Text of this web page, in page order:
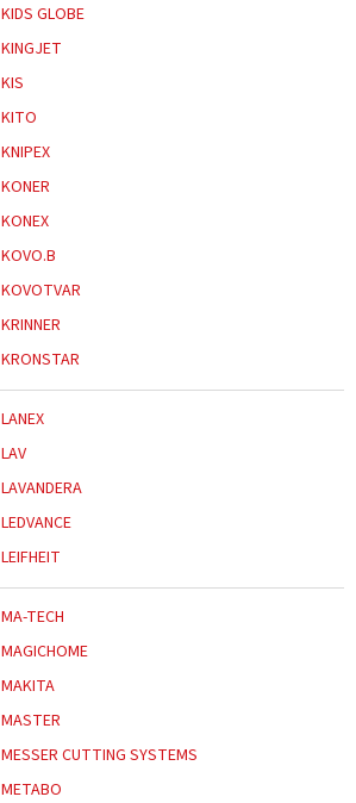
KIDS GLOBE
KINGJET
KIS
KITO
KNIPEX
KONER
KONEX
KOVO.B
KOVOTVAR
KRINNER
KRONSTAR
LANEX
LAV
LAVANDERA
LEDVANCE
LEIFHEIT
MA-TECH
MAGICHOME
MAKITA
MASTER
MESSER CUTTING SYSTEMS
METABO